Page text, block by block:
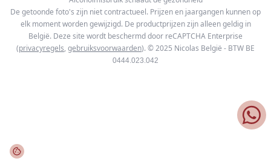
De getoonde foto's zijn niet contractueel. Prijzen en jaargangen kunnen op
elk moment worden gewijzigd. De productprijzen zijn alleen geldig in
België. Deze site wordt beschermd door reCAPTCHA Enterprise
(privacyregels, gebruiksvoorwaarden). © 2025 Nicolas België - BTW BE
0444.023.042